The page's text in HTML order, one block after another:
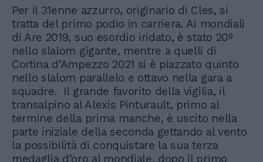
Per il 31enne azzurro, originario di Cles, si
tratta del primo podio in carriera. Ai mondiali
di Are 2019, suo esordio iridato, è stato 20º
nello slalom gigante, mentre a quelli di
Cortina d’Ampezzo 2021 si è piazzato quinto
nello slalom parallelo e ottavo nella gara a
squadre. Il grande favorito della vigilia, il
transalpino al Alexis Pinturault, primo al
termine della prima manche, è uscito nella
parte iniziale della seconda gettando al vento
la possibilità di conquistare la sua terza
medaglia d’oro al mondiale, dopo il primo